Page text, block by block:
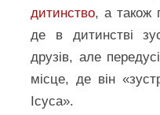
дитинство, а також
де в дитинстві
друзів, але
місце, де він
Ісуса».